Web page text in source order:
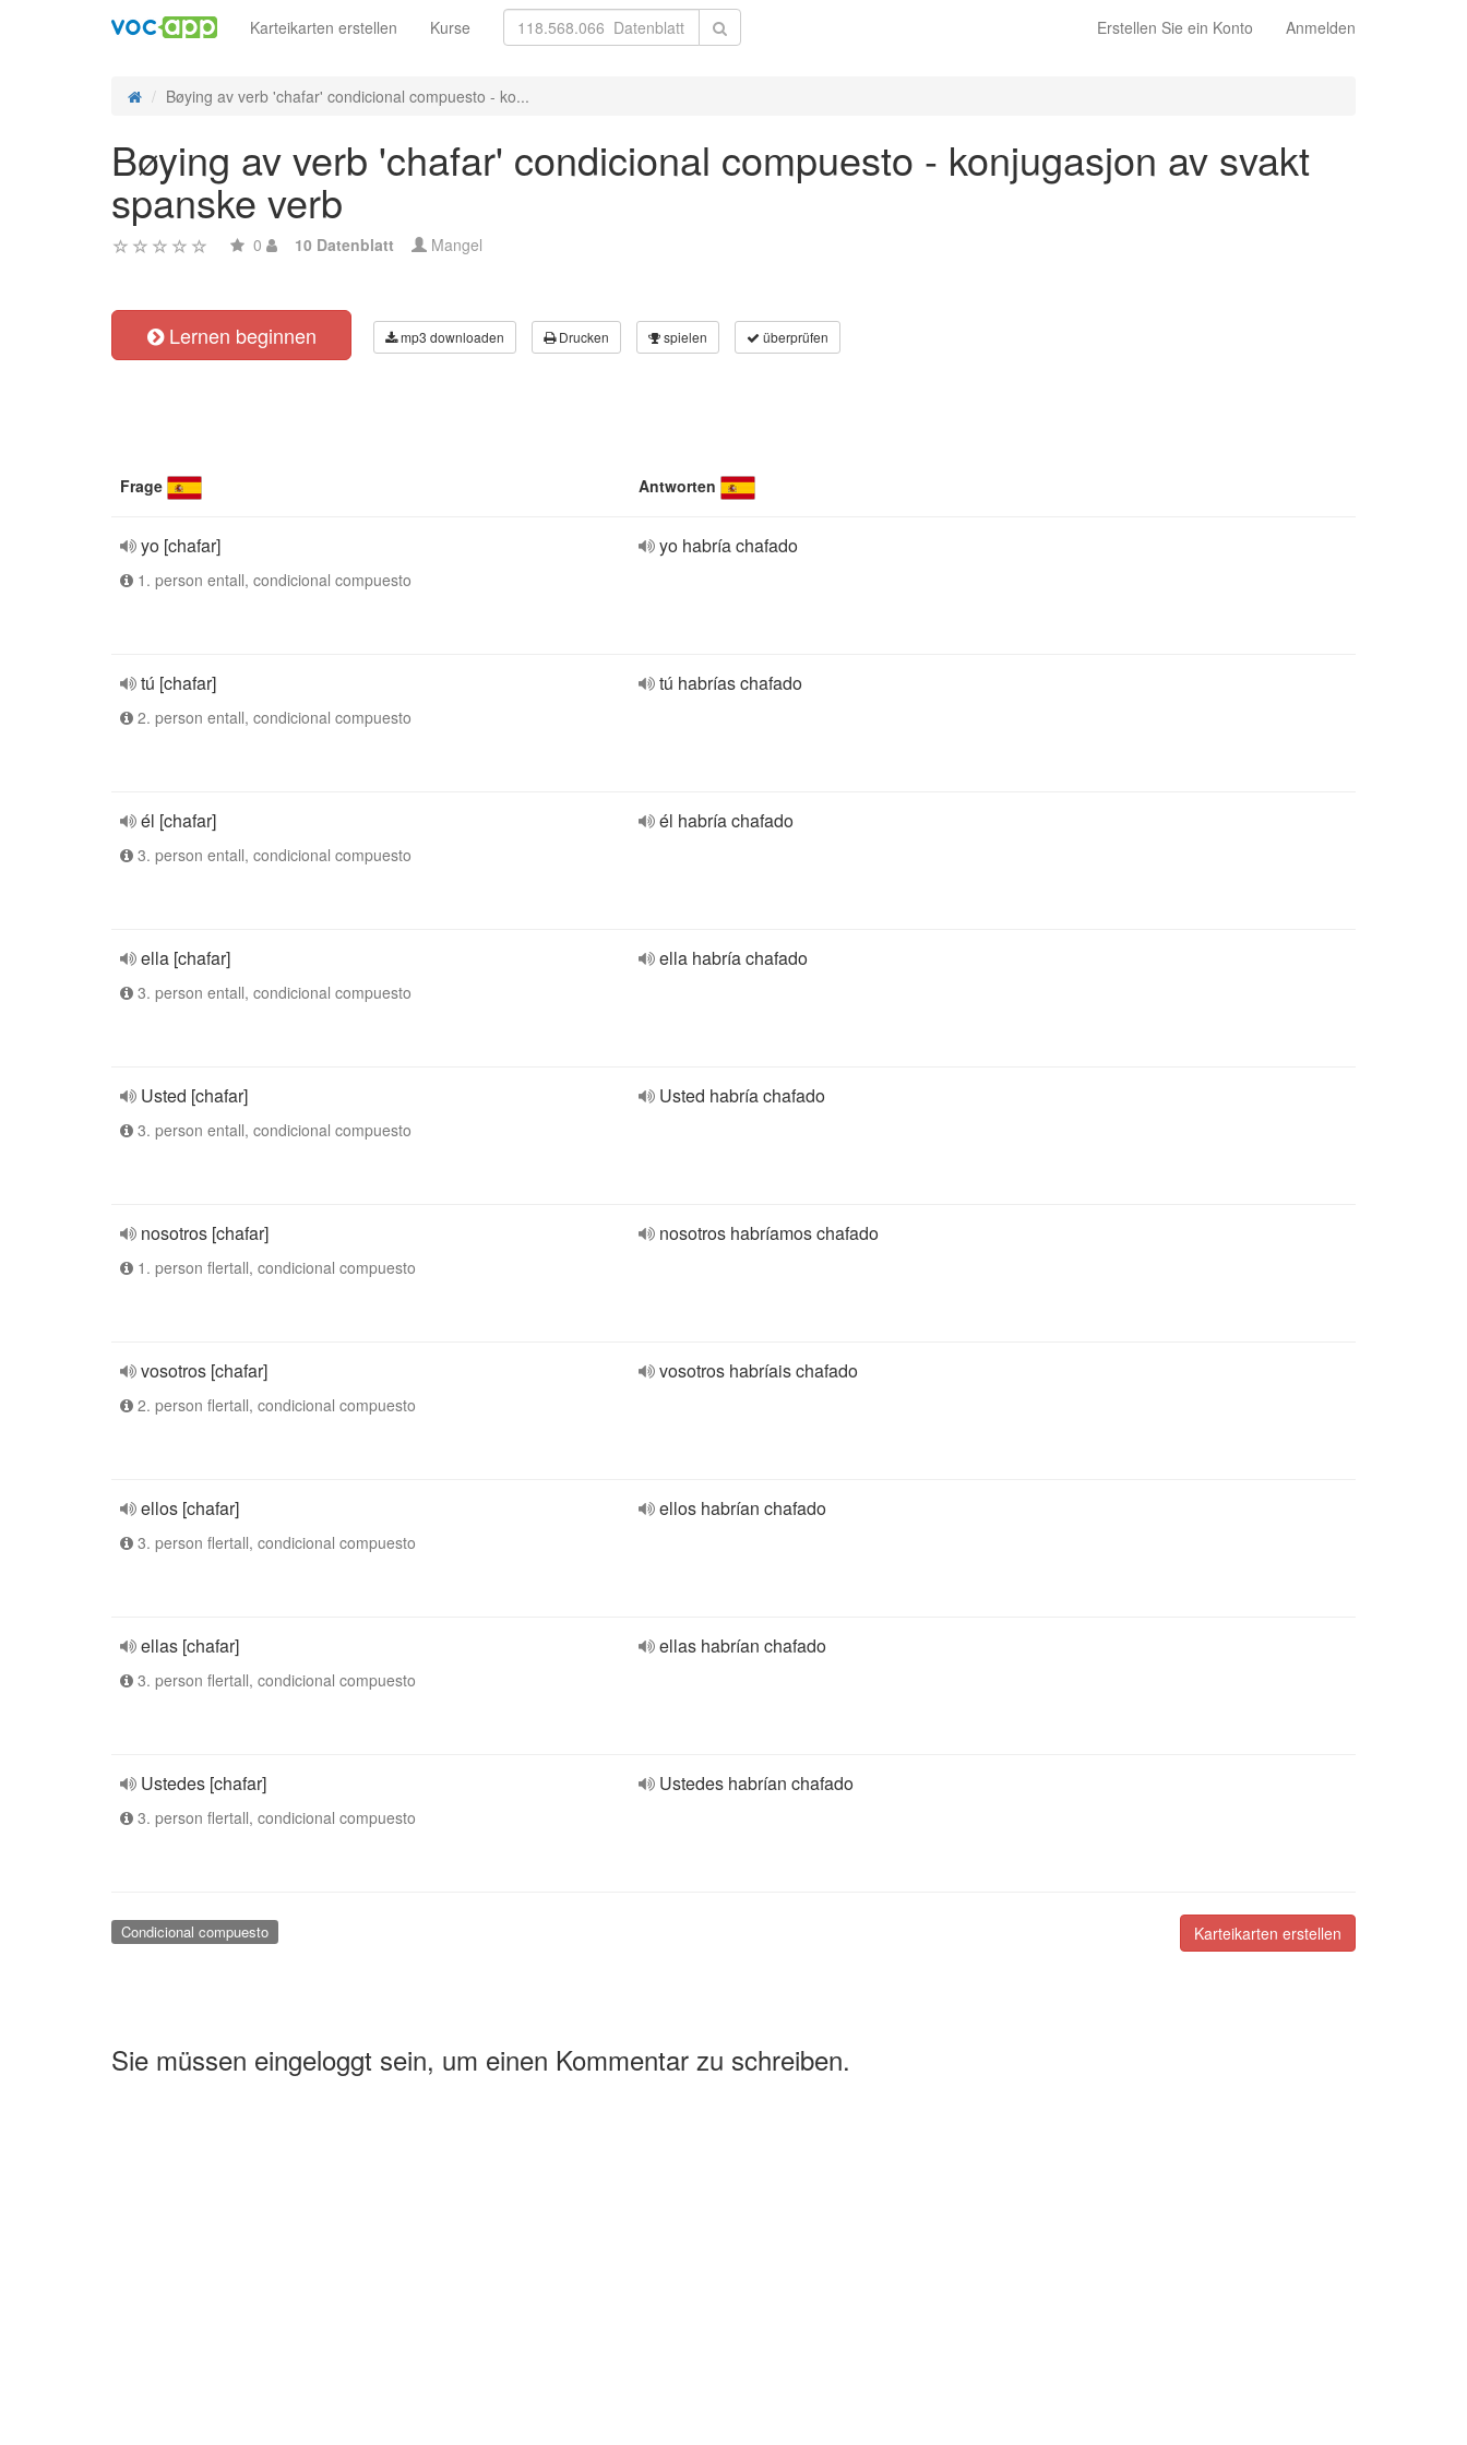
Erstellen Sie ein Konto Anmelden
Karteikarten erstellen Kurse
Bøying av verb 'chafar' condicional compuesto - ko...
Bøying av verb 'chafar' condicional compuesto - konjugasjon av svakt
spanske verb
0 10 Datenblatt Mangel
Lernen beginnen mp3 downloaden Drucken spielen überprüfen
Frage Antworten
yo [chafar]
1. person entall, condicional compuesto
yo habría chafado
tú [chafar]
2. person entall, condicional compuesto
tú habrías chafado
él [chafar]
3. person entall, condicional compuesto
él habría chafado
ella [chafar]
3. person entall, condicional compuesto
ella habría chafado
Usted [chafar]
3. person entall, condicional compuesto
Usted habría chafado
nosotros [chafar]
1. person flertall, condicional compuesto
nosotros habríamos chafado
vosotros [chafar]
2. person flertall, condicional compuesto
vosotros habríais chafado
ellos [chafar]
3. person flertall, condicional compuesto
ellos habrían chafado
ellas [chafar]
3. person flertall, condicional compuesto
ellas habrían chafado
Ustedes [chafar]
3. person flertall, condicional compuesto
Ustedes habrían chafado
Karteikarten erstellen
Condicional compuesto
Sie müssen eingeloggt sein, um einen Kommentar zu schreiben.